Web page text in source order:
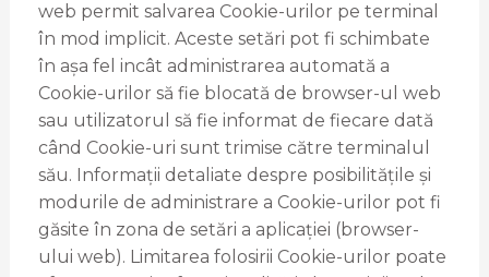
web permit salvarea Cookie-urilor pe terminal
în mod implicit. Aceste setări pot fi schimbate
în așa fel incât administrarea automată a
Cookie-urilor să fie blocată de browser-ul web
sau utilizatorul să fie informat de fiecare dată
când Cookie-uri sunt trimise către terminalul
său. Informații detaliate despre posibilitățile și
modurile de administrare a Cookie-urilor pot fi
găsite în zona de setări a aplicației (browser-
ului web). Limitarea folosirii Cookie-urilor poate